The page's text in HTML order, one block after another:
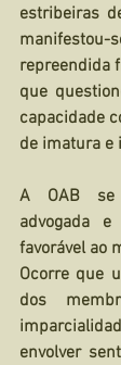
estribeiras
manifestou-
repreendida
que
capacidade
de imatura e
A OAB se
advogada
favorável ao
Ocorre que
dos
envolver